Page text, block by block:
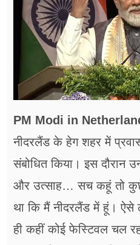
शिक्षा
अन्य खबरें
PM Modi in
नीदरलैंड के हेग शहर में
संबोधित किया। इस दौरान
और उत्साह… सच कहूं तो
था कि मैं नीदरलैंड में हूं। ऐसे
ही कहीं कोई फेस्टिवल चल